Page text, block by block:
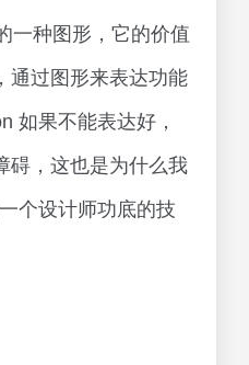
一种图形，它的价值
通过图形来表达功能
如果不能表达好，
碍，这也是为什么我
个设计师功底的技